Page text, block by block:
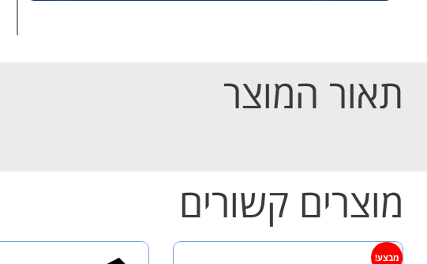
תאור המוצר
מוצרים קשורים
מבצע!